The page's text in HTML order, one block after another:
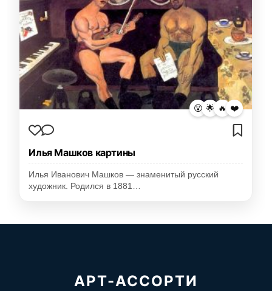
😮 🌟 🔥 ❤️
Илья Машков картины
Илья Иванович Машков — знаменитый русский
художник. Родился в 1881…
АРТ-АССОРТИ